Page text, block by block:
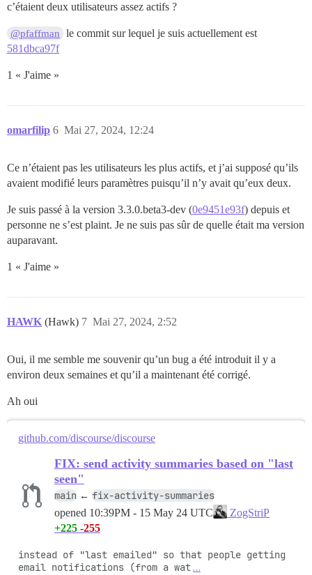
c’étaient deux utilisateurs assez actifs ?
@pfaffman
le commit sur lequel je suis actuellement est
581dbca97f
1 « J'aime »
omarfilip Mai 27, 2024, 12:24
6
Ce n’étaient pas les utilisateurs les plus actifs, et j’ai supposé qu’ils
avaient modifié leurs paramètres puisqu’il n’y avait qu’eux deux.
Je suis passé à la version 3.3.0.beta3-dev (0e9451e93f) depuis et
personne ne s’est plaint. Je ne suis pas sûr de quelle était ma version
auparavant.
1 « J'aime »
HAWK (Hawk) Mai 27, 2024, 2:52
7
Oui, il me semble me souvenir qu’un bug a été introduit il y a
environ deux semaines et qu’il a maintenant été corrigé.
Ah oui
github.com/discourse/discourse
FIX: send activity summaries based on "last
seen"
main ← fix-activity-summaries
opened 10:39PM - 15 May 24 UTC
ZogStriP
+225 -255
instead of "last emailed" so that people getting
email notifications (from a wat …